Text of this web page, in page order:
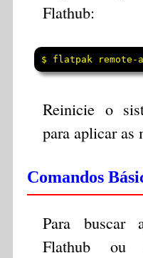
Flathub:
$ flatpak
Reinicie o
para aplicar as
Comandos
Para buscar
Flathub ou